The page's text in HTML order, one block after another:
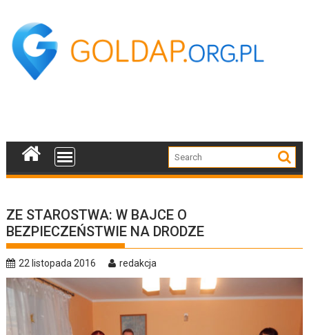
content
ZE STAROSTWA: W BAJCE O
BEZPIECZEŃSTWIE NA DRODZE
22 listopada 2016 redakcja